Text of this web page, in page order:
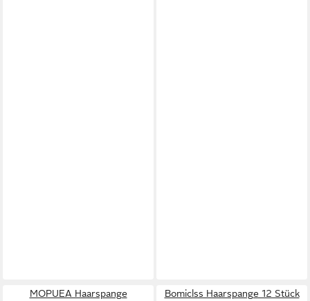
MOPUEA Haarspange
Bomiclss Haarspange 12 Stück